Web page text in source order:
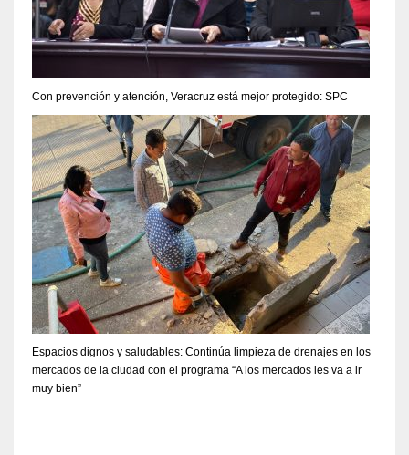
Con prevención y atención, Veracruz está mejor protegido: SPC
Espacios dignos y saludables: Continúa limpieza de drenajes en los
mercados de la ciudad con el programa “A los mercados les va a ir
muy bien”